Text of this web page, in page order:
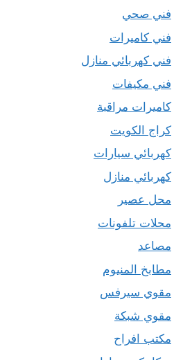
فني صحي
فني كاميرات
فني كهربائي منازل
فني مكيفات
كاميرات مراقبة
كراج الكويت
كهربائي سيارات
كهربائي منازل
محل عصير
محلات تلفونات
مصاعد
مطابخ المنيوم
مقوي سيرفس
مقوي شبكة
مكتب افراح